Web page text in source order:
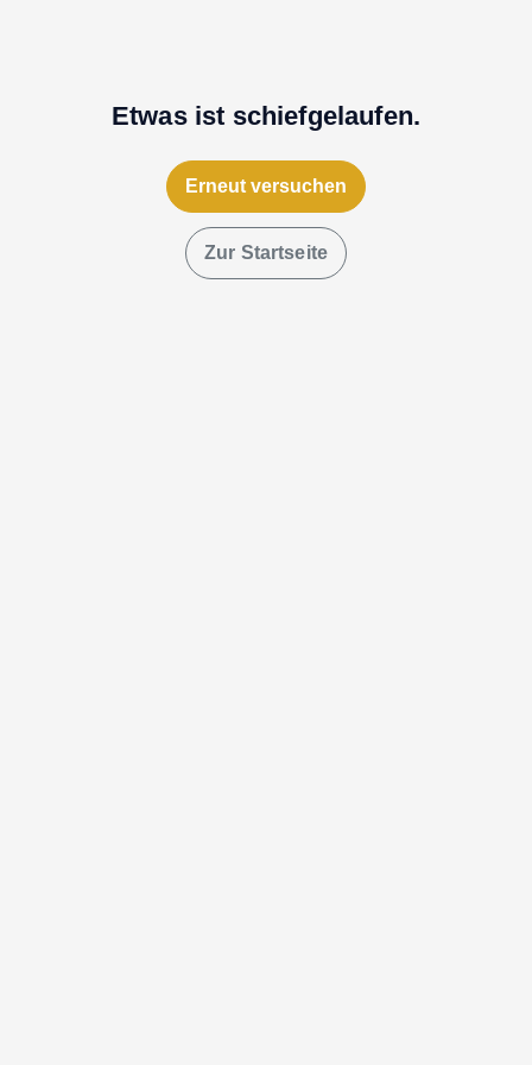
Etwas ist schiefgelaufen.
Erneut versuchen
Zur Startseite